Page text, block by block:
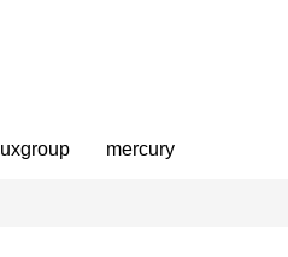
mercury